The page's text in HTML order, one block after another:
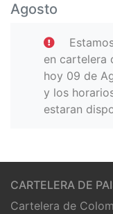
Agosto
en cartelera
hoy 09 de
y los
estaran
CARTELERA DE
Cartelera de